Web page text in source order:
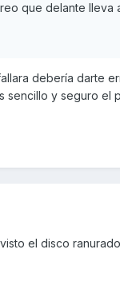
que delante lleva
debería darte
sencillo y seguro el
el disco